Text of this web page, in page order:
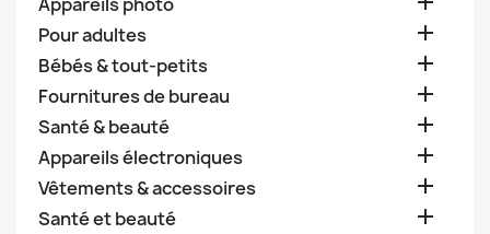
Pour adultes 
Bébés & tout-petits 
Fournitures de bureau 
Santé & beauté 
Appareils électroniques 
Vêtements & accessoires 
Santé et beauté 